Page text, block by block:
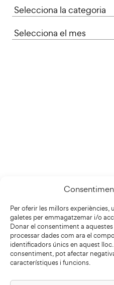
Per oferir les millors
galetes per emmagatzemar i/o
Donar el consentiment a
processar dades com ara el
identificadors únics en aquest
consentiment, pot afectar
característiques i funcions.
Categories